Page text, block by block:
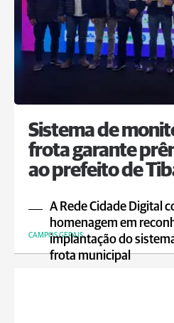
Sistema de
frota garante
ao prefeito de
A Rede Cidade Digital
homenagem em
implantação do
frota municipal
CAMPOS GERAIS